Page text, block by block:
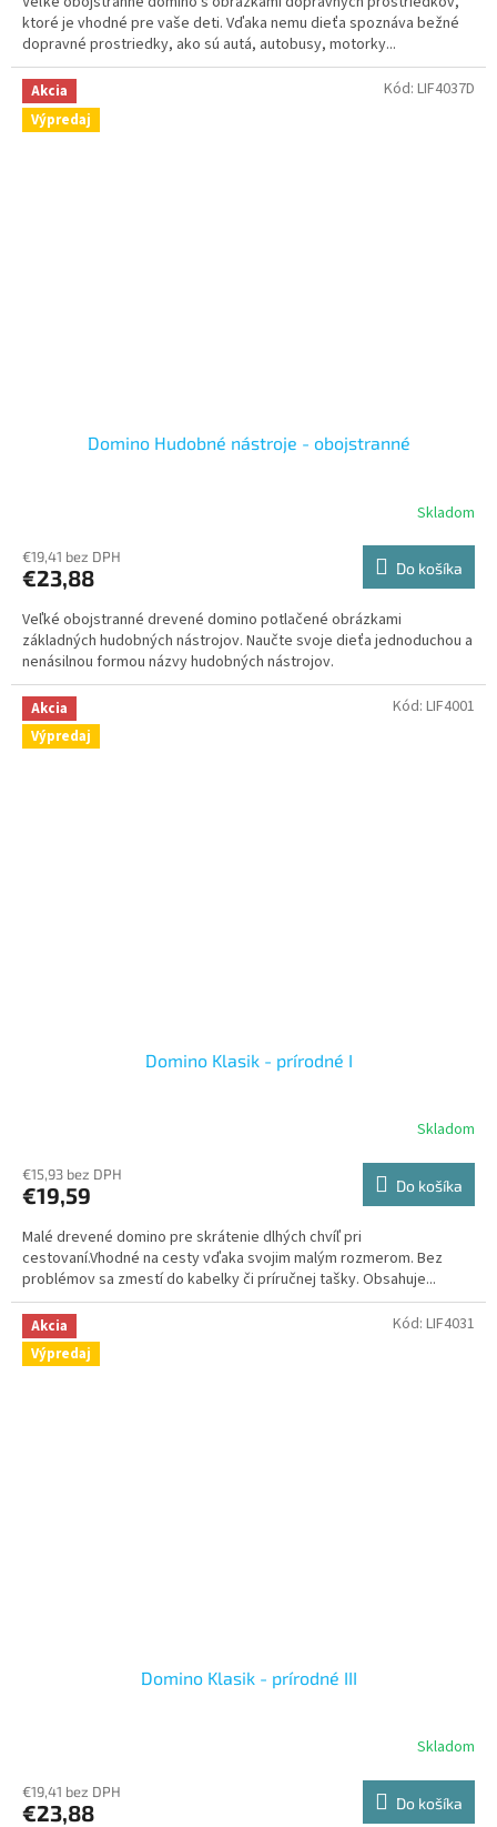
ktoré je vhodné pre vaše deti. Vďaka nemu dieťa spoznáva bežné
dopravné prostriedky, ako sú autá, autobusy, motorky...
Akcia
Výpredaj
Domino Hudobné nástroje - obojstranné
Skladom
€19,41 bez DPH
€23,88 Do košíka
Veľké obojstranné drevené domino potlačené obrázkami
základných hudobných nástrojov. Naučte svoje dieťa jednoduchou a
nenásilnou formou názvy hudobných nástrojov.
Kód: LIF4037D
Akcia
Výpredaj
Domino Klasik - prírodné I
Skladom
€15,93 bez DPH
€19,59 Do košíka
Malé drevené domino pre skrátenie dlhých chvíľ pri
cestovaní.Vhodné na cesty vďaka svojim malým rozmerom. Bez
problémov sa zmestí do kabelky či príručnej tašky. Obsahuje...
Kód: LIF4001
Akcia
Výpredaj
Domino Klasik - prírodné III
Skladom
€19,41 bez DPH
€23,88 Do košíka
Kód: LIF4031